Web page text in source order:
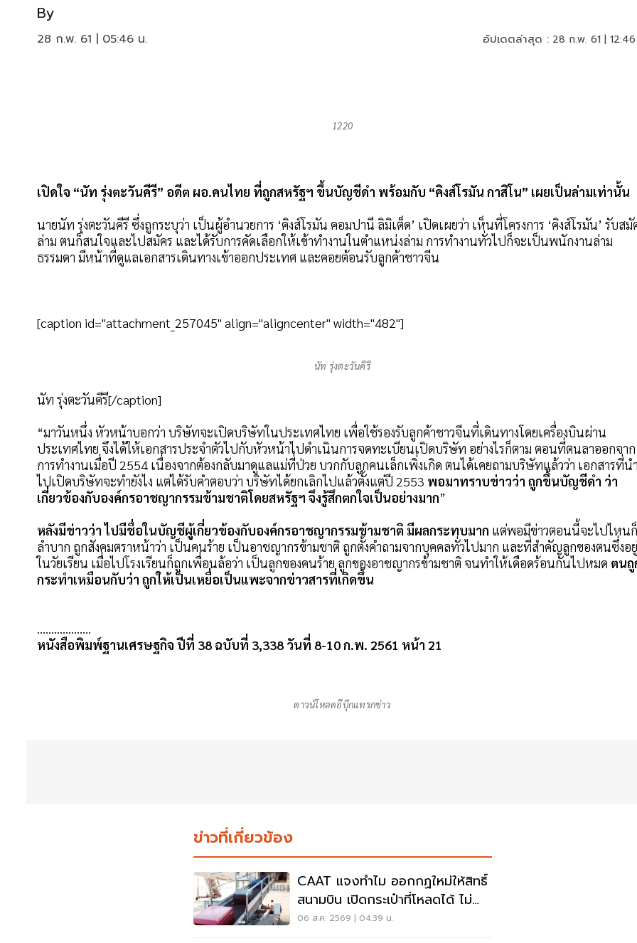
By
28 ก.พ. 61 | 05:46 น. อัปเดตล่าสุด : 28 ก.พ. 61 |
1220
เปิดใจ “นัท รุ่งตะวันคีรี” อดีต ผอ.คนไทย ที่ถูกสหรัฐฯ ขึ้นบัญชีดำ พร้อมกับ “คิงส์โรมัน กาสิโน” เผยเป็นล่ามเท่านั้น
นายนัท รุ่งตะวันคีรี ซึ่งถูกระบุว่า เป็นผู้อำนวยการ ‘คิงส์โรมัน คอมปานี ลิมิเต็ด’ เปิดเผยว่า เห็นที่โครงการ ‘คิงส์โรมัน’ รับสมั
ล่าม ตนก็สนใจและไปสมัคร และได้รับการคัดเลือกให้เข้าทำงานในตำแหน่งล่าม การทำงานทั่วไปก็จะเป็นพนักงานล่าม
ธรรมดา มีหน้าที่ดูแลเอกสารเดินทางเข้าออกประเทศ และคอยต้อนรับลูกค้าชาวจีน
[caption id="attachment_257045" align="aligncenter" width="482"]
นัท รุ่งตะวันคีรี
นัท รุ่งตะวันคีรี[/caption]
“มาวันหนึ่ง หัวหน้าบอกว่า บริษัทจะเปิดบริษัทในประเทศไทย เพื่อใช้รองรับลูกค้าชาวจีนที่เดินทางโดยเครื่องบินผ่าน
ประเทศไทย จึงได้ให้เอกสารประจำตัวไปกับหัวหน้าไปดำเนินการจดทะเบียนเปิดบริษัท อย่างไรก็ตาม ตอนที่ตนลาออกจาก
การทำงานเมื่อปี 2554 เนื่องจากต้องกลับมาดูแลแม่ที่ป่วย บวกกับลูกคนเล็กเพิ่งเกิด ตนได้เคยถามบริษัทแล้วว่า เอกสารที่น
ไปเปิดบริษัทจะทำยังไง แต่ได้รับคำตอบว่า บริษัทได้ยกเลิกไปแล้วตั้งแต่ปี 2553 พอมาทราบข่าวว่า ถูกขึ้นบัญชีดำ ว่า
เกี่ยวข้องกับองค์กรอาชญากรรมข้ามชาติโดยสหรัฐฯ จึงรู้สึกตกใจเป็นอย่างมาก”
หลังมีข่าวว่า ไปมีชื่อในบัญชีผู้เกี่ยวข้องกับองค์กรอาชญากรรมข้ามชาติ มีผลกระทบมาก แต่พอมีข่าวตอนนี้จะไปไหนก็
ลำบาก ถูกสังคมตราหน้าว่า เป็นคนร้าย เป็นอาชญากรข้ามชาติ ถูกตั้งคำถามจากบุคคลทั่วไปมาก และที่สำคัญลูกของตนซึ่งอยู่
ในวัยเรียน เมื่อไปโรงเรียนก็ถูกเพื่อนล้อว่า เป็นลูกของคนร้าย ลูกของอาชญากรข้ามชาติ จนทำให้เดือดร้อนกันไปหมด ตนถู
กระทำเหมือนกับว่า ถูกให้เป็นเหยื่อเป็นแพะจากข่าวสารที่เกิดขึ้น
……………….
หนังสือพิมพ์ฐานเศรษฐกิจ ปีที่ 38 ฉบับที่ 3,338 วันที่ 8-10 ก.พ. 2561 หน้า 21
ดาวน์โหลดอีบุ๊กแทรกข่าว
ข่าวที่เกี่ยวข้อง
CAAT แจงทำไม ออกกฏใหม่ให้สิทธิ์
สนามบิน เปิดกระเป๋าที่โหลดได้ ไม่
ต้องเรียกเจ้าของ
06 ส.ค. 2569 | 04:39 น.